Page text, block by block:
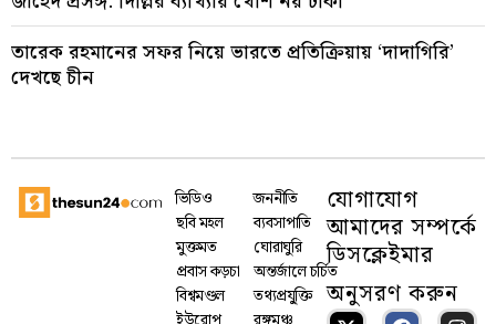
তারেক রহমানের সফর নিয়ে ভারতে প্রতিক্রিয়ায় ‘দাদাগিরি’
দেখছে চীন
ভিডিও
ছবি মহল
মুক্তমত
প্রবাস কড়চা
বিশ্বমণ্ডল
জননীতি
ব্যবসাপাতি
ঘোরাঘুরি
অন্তর্জালে চর্চিত
তথ্যপ্রযু্ক্তি
যোগাযোগ
আমাদের সম্পর্কে
ডিসক্লেইমার
অনুসরণ করুন